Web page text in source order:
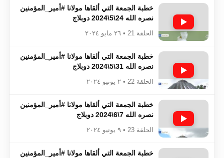
خطبة الجمعة التي ألقاها مولانا #أمير_المؤمنين​​​​​​
نصره الله 24\5\2024 دوبلاج
الحلقة 21 • ٢٦ مايو ٢٠٢٤
خطبة الجمعة التي ألقاها مولانا #أمير_المؤمنين​​​​​​
نصره الله 31\5\2024 دوبلاج
الحلقة 22 • ٢ يونيو ٢٠٢٤
خطبة الجمعة التي ألقاها مولانا #أمير_المؤمنين​​​​​​
نصره الله 7\6\2024 دوبلاج
الحلقة 23 • ٩ يونيو ٢٠٢٤
خطبة الجمعة التي ألقاها مولانا #أمير_المؤمنين​​​​​​